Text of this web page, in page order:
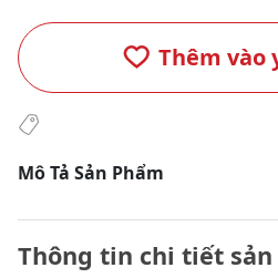
Thêm vào
Mô Tả Sản Phẩm
Thông tin chi tiết sản